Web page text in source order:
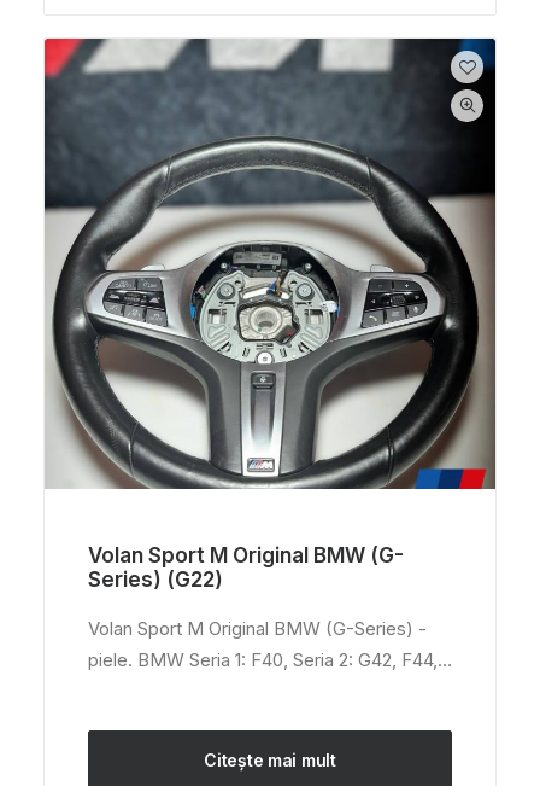
Volan Sport M Original BMW (G-
Series) (G22)
Volan Sport M Original BMW (G-Series) -
piele. BMW Seria 1: F40, Seria 2: G42, F44,…
Citește mai mult